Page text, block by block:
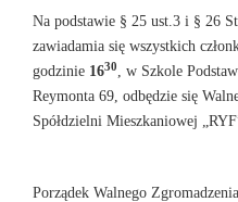
Na podstawie § 25 ust.3 i § 26
zawiadamia się wszystkich
godzinie 1630, w Szkole
Reymonta 69, odbędzie się
Spółdzielni Mieszkaniowej
Porządek Walnego